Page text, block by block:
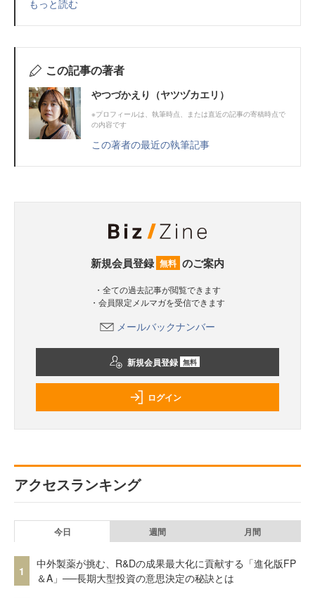
もっと読む
この記事の著者
やつづかえり（ヤツヅカエリ）
※プロフィールは、執筆時点、または直近の記事の寄稿時点で
の内容です
この著者の最近の執筆記事
新規会員登録 無料 のご案内
・全ての過去記事が閲覧できます
・会員限定メルマガを受信できます
メールバックナンバー
新規会員登録 無料
ログイン
アクセスランキング
今日 週間 月間
1
中外製薬が挑む、R&Dの成果最大化に貢献する「進化版FP
＆A」──長期大型投資の意思決定の秘訣とは